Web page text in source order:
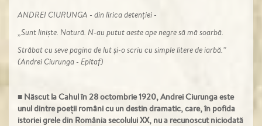
ANDREI CIURUNGA - din lirica detenției -
„Sunt liniște. Natură. N-au putut aeste ape negre să mă soarbă.
Străbat cu seve pagina de lut și-o scriu cu simple litere de iarbă.”
(Andrei Ciurunga - Epitaf)
■ Născut la Cahul în 28 octombrie 1920, Andrei Ciurunga este
unul dintre poeții români cu un destin dramatic, care, în pofida
istoriei grele din România secolului XX, nu a recunoscut niciodată